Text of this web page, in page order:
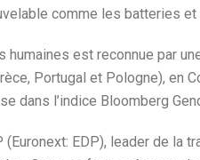
comme les batteries et
est reconnue par
Portugal et Pologne), en
dans l’indice Bloomberg
(Euronext: EDP), leader de la